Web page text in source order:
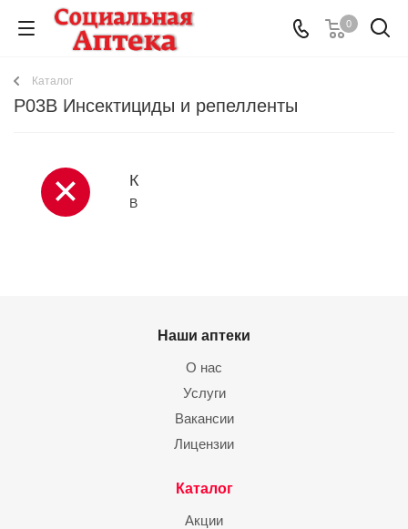
0
Каталог
P03B Инсектициды и репелленты
К
В
Наши аптеки
О нас
Услуги
Вакансии
Лицензии
Каталог
Акции